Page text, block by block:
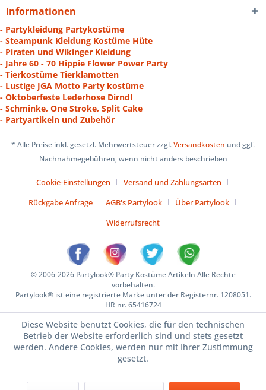
Informationen
- Partykleidung Partykostüme
- Steampunk Kleidung Kostüme Hüte
- Piraten und Wikinger Kleidung
- Jahre 60 - 70 Hippie Flower Power Party
- Tierkostüme Tierklamotten
- Lustige JGA Motto Party kostüme
- Oktoberfeste Lederhose Dirndl
- Schminke, One Stroke, Split Cake
- Partyartikeln und Zubehör
* Alle Preise inkl. gesetzl. Mehrwertsteuer zzgl.Versandkosten und ggf.
Nachnahmegebühren, wenn nicht anders beschrieben
Cookie-Einstellungen
Versand und Zahlungsarten
Rückgabe Anfrage
AGB's Partylook
Über Partylook
Widerrufsrecht
© 2006-2026 Partylook® Party Kostüme Artikeln Alle Rechte
vorbehalten.
Partylook® ist eine registrierte Marke unter der Registernr. 1208051.
HR nr. 65416724
Diese Website benutzt Cookies, die für den technischen
Betrieb der Website erforderlich sind und stets gesetzt
werden. Andere Cookies, werden nur mit Ihrer Zustimmung
gesetzt.